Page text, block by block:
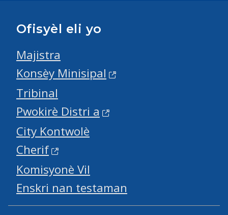
Ofisyèl eli yo
Majistra
Konsèy Minisipal
Tribinal
Pwokirè Distri a
City Kontwolè
Cherif
Komisyonè Vil
Enskri nan testaman